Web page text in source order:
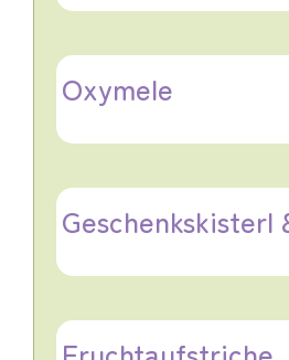
Oxymele
Geschenkskisterl